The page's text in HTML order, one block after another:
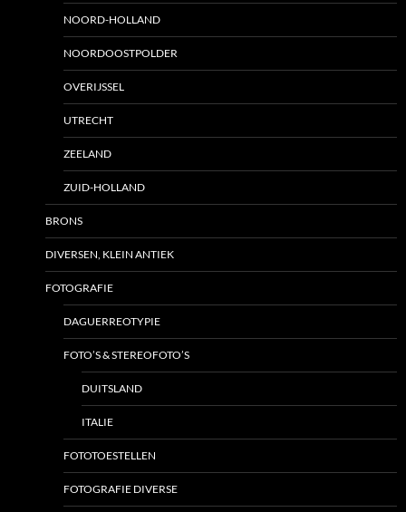
NOORD-HOLLAND
NOORDOOSTPOLDER
OVERIJSSEL
UTRECHT
ZEELAND
ZUID-HOLLAND
BRONS
DIVERSEN, KLEIN ANTIEK
FOTOGRAFIE
DAGUERREOTYPIE
FOTO’S & STEREOFOTO’S
DUITSLAND
ITALIE
FOTOTOESTELLEN
FOTOGRAFIE DIVERSE